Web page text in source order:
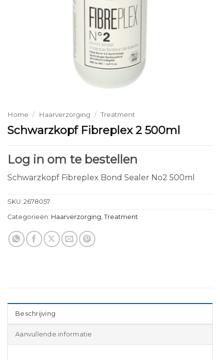
Home / Haarverzorging / Treatment
Schwarzkopf Fibreplex 2 500ml
Log in om te bestellen
Schwarzkopf Fibreplex Bond Sealer No2 500ml
SKU: 2678057
Categorieën: Haarverzorging, Treatment
Beschrijving
Aanvullende informatie